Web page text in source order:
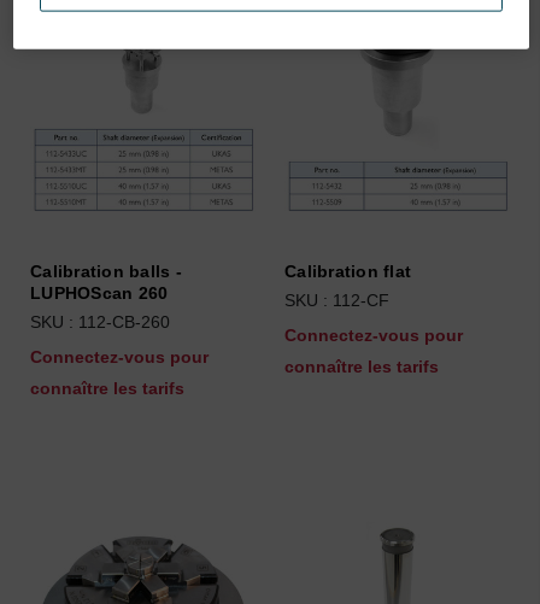
Calibration balls -
LUPHOScan 260
SKU : 112-CB-260
Connectez-vous pour
connaître les tarifs
Calibration flat
SKU : 112-CF
Connectez-vous pour
connaître les tarifs